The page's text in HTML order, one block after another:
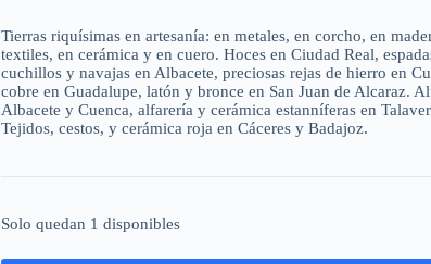
Tierras riquísimas en artesanía: en metales, en corcho, en
textiles, en cerámica y en cuero. Hoces en Ciudad Real,
cuchillos y navajas en Albacete, preciosas rejas de hierro en
cobre en Guadalupe, latón y bronce en San Juan de Alcaraz.
Albacete y Cuenca, alfarería y cerámica estanníferas en
Tejidos, cestos, y cerámica roja en Cáceres y Badajoz.
Solo quedan 1 disponibles